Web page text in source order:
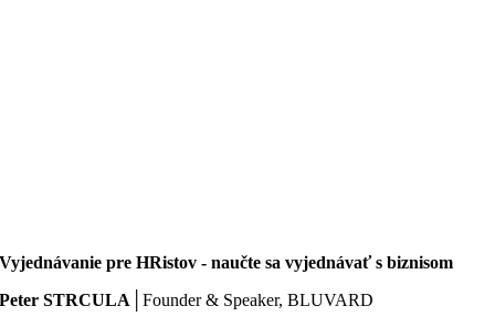
Vyjednávanie pre HRistov - naučte sa vyjednávať s biznisom
Peter STRCULA │Founder & Speaker, BLUVARD